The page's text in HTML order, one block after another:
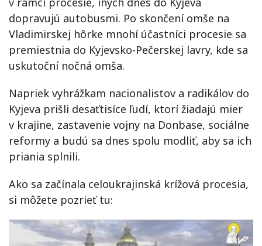
dopravujú autobusmi. Po skončení omše na
Vladimirskej hôrke mnohí účastníci procesie sa
premiestnia do Kyjevsko-Pečerskej lavry, kde sa
uskutoční nočná omša.
Napriek vyhrážkam nacionalistov a radikálov do
Kyjeva prišli desaťtisíce ľudí, ktorí žiadajú mier
v krajine, zastavenie vojny na Donbase, sociálne
reformy a budú sa dnes spolu modliť, aby sa ich
priania splnili.
Ako sa začínala celoukrajinská krížová procesia,
si môžete pozrieť tu: